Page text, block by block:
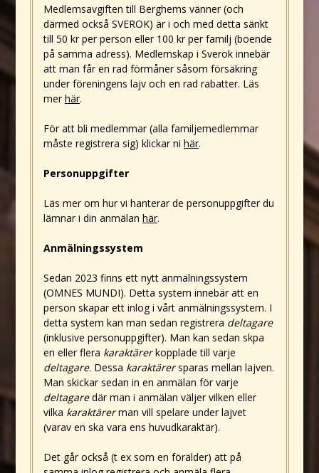
Medlemsavgiften till Berghems vänner (och
därmed också SVEROK) är i och med detta sänkt
till 50 kr per person eller 100 kr per familj (boende
på samma adress). Medlemskap i Sverok innebär
att man får en rad förmåner såsom försäkring
under föreningens lajv och en rad rabatter. Läs
merhär.
För att bli medlemmar (alla familjemedlemmar
måste registrera sig) klickar ni här.
Personuppgifter
Läs mer om hur vi hanterar de personuppgifter du
lämnar i din anmälan här.
Anmälningssystem
Sedan 2023 finns ett nytt anmälningssystem
(OMNES MUNDI). Detta system innebär att en
person skapar ett inlog i vårt anmälningssystem. I
detta system kan man sedan registrera deltagare
(inklusive personuppgifter). Man kan sedan skpa
en eller flera karaktärerkopplade till varje
deltagare. Dessa karaktärersparas mellan lajven.
Man skickar sedan in en anmälan för varje
deltagaredär man i anmälan väljer vilken eller
vilka karaktärerman vill spelare under lajvet
(varav en ska vara ens huvudkaraktär).
Det går också (t ex som en förälder) att på